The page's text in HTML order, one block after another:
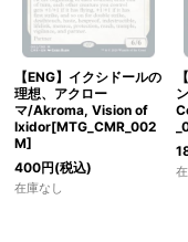
【ENG】イクシドールの
理想、アクロー
マ/Akroma, Vision of
Ixidor[MTG_CMR_002
M]
400円(税込)
在庫なし